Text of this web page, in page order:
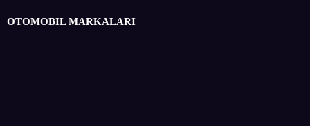
OTOMOBİL MARKALARI